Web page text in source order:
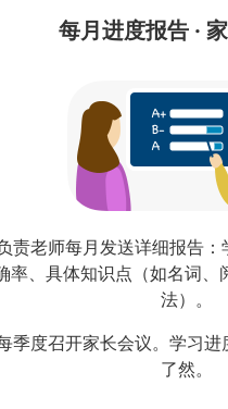
每月进度报告 ·
责老师每月发送详细报告
率、具体知识点（如名词、
法）。
季度召开家长会议。学习进
了然。